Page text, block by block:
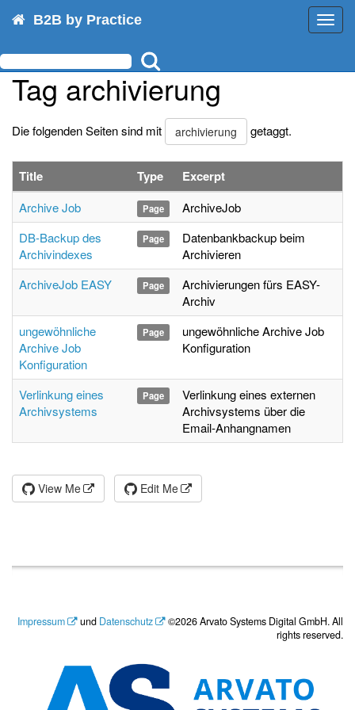
B2B by Practice
Tag archivierung
Die folgenden Seiten sind mit archivierung getaggt.
Title Type Excerpt
Archive Job Page
ArchiveJob
DB-Backup des
Archivindexes
Page
Datenbankbackup beim
Archivieren
ArchiveJob EASY
Page
Archivierungen fürs EASY-
Archiv
ungewöhnliche
Archive Job
Konfiguration
Page
ungewöhnliche Archive Job
Konfiguration
Verlinkung eines
Archivsystems
Page
Verlinkung eines externen
Archivsystems über die
Email-Anhangnamen
View Me Edit Me
Impressum und Datenschutz
©2026 Arvato Systems Digital GmbH. All
rights reserved.